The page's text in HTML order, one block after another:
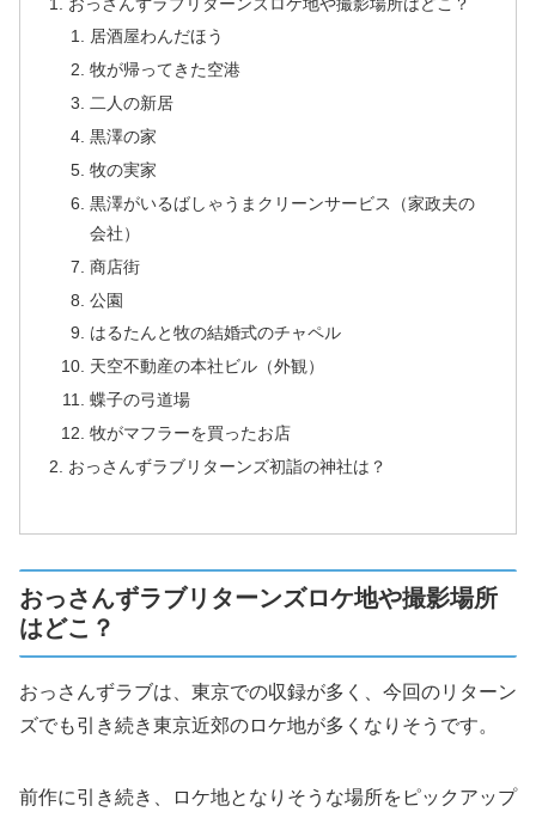
居酒屋わんだほう
牧が帰ってきた空港
二人の新居
黒澤の家
牧の実家
黒澤がいるばしゃうまクリーンサービス（家政夫の
会社）
商店街
公園
はるたんと牧の結婚式のチャペル
天空不動産の本社ビル（外観）
蝶子の弓道場
牧がマフラーを買ったお店
おっさんずラブリターンズ初詣の神社は？
おっさんずラブリターンズロケ地や撮影場所
はどこ？
おっさんずラブは、東京での収録が多く、今回のリターン
ズでも引き続き東京近郊のロケ地が多くなりそうです。
前作に引き続き、ロケ地となりそうな場所をピックアップ